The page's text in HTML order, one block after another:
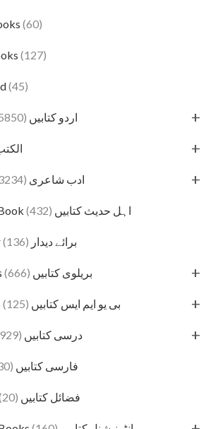
(60)
(127)
(45)
Urdu Books اردو کتابیں (5850) +
+
Adab Shayri ادب شاعری (3234) +
Ahle Hadees Book اہل حدیث کتابیں (432)
Barae Deedar برائے دیدار (136)
Barelvi Books بریلوی کتابیں (666) +
BUMS Books بی یو ایم ایس کتابیں (125) +
Darsi Books درسی کتابیں (929) +
Farsi Books فارسی کتابیں (30)
Fazail Books فضائل کتابیں (20)